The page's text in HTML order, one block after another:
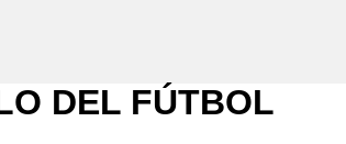
DEL FÚTBOL